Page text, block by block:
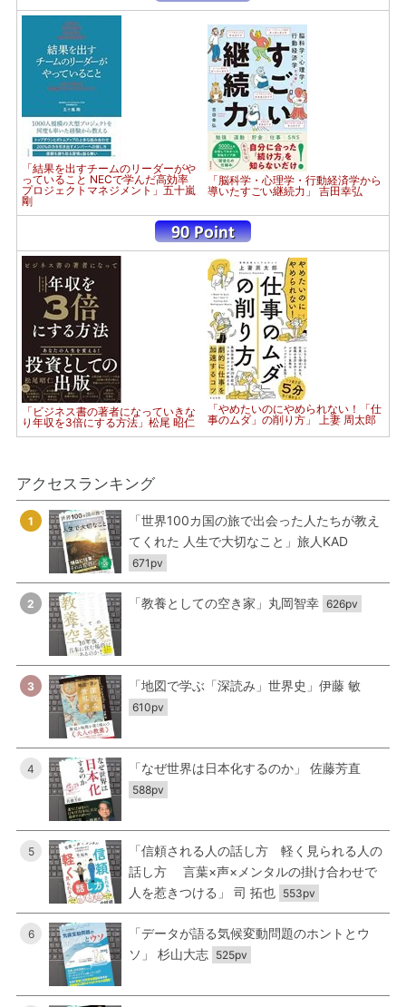
「結果を出すチームのリーダーがや
っていること NECで学んだ高効率
プロジェクトマネジメント」五十嵐
剛
「脳科学・心理学・行動経済学から
導いたすごい継続力」 吉田幸弘
「ビジネス書の著者になっていきな
り年収を3倍にする方法」松尾 昭仁
「やめたいのにやめられない！「仕
事のムダ」の削り方」 上妻 周太郎
アクセスランキング
1
「世界100カ国の旅で出会った人たちが教え
てくれた 人生で大切なこと」旅人KAD
671pv
2 「教養としての空き家」丸岡智幸 626pv
3 「地図で学ぶ「深読み」世界史」伊藤 敏
610pv
4 「なぜ世界は日本化するのか」 佐藤芳直
588pv
5
「信頼される人の話し方 軽く見られる人の
話し方 言葉×声×メンタルの掛け合わせで
人を惹きつける」 司 拓也 553pv
6
「データが語る気候変動問題のホントとウ
ソ」 杉山大志 525pv